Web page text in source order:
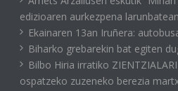
edizioaren aurkezpena larunbatean
Ekainaren 13an Iruñera:
Biharko grebarekin bat egiten
Bilbo Hiria irratiko
ospatzeko zuzeneko berezia